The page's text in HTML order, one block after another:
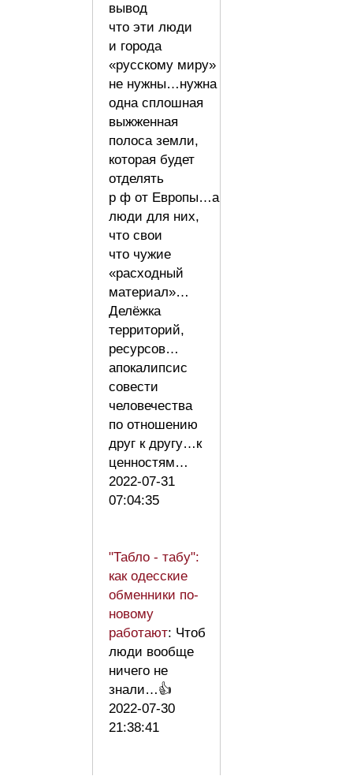
вывод
что эти люди
и города
«русскому миру»
не нужны…нужна
одна сплошная
выжженная
полоса земли,
которая будет
отделять
р ф от Европы…а
люди для них,
что свои
что чужие
«расходный
материал»…
Делёжка
территорий,
ресурсов…
апокалипсис
совести
человечества
по отношению
друг к другу…к
ценностям…
2022-07-31
07:04:35
"Табло - табу":
как одесские
обменники по-
новому
работают: Чтоб
люди вообще
ничего не
знали…👍
2022-07-30
21:38:41